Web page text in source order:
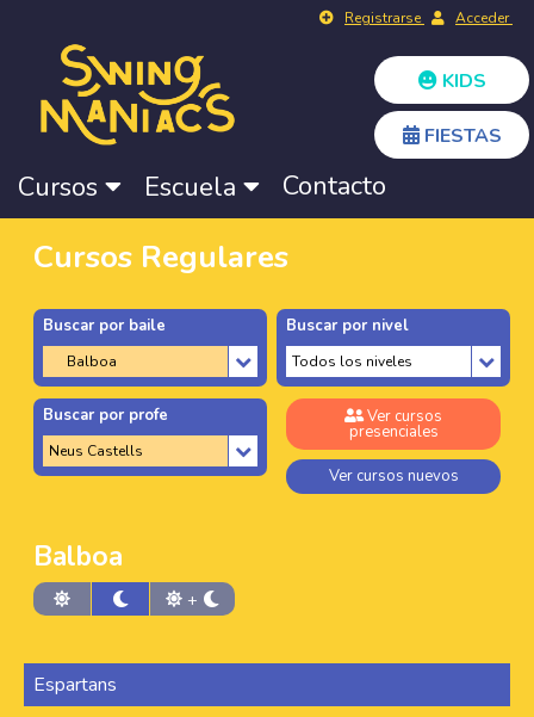
Registrarse Acceder
KIDS
FIESTAS
Cursos Escuela Contacto
Cursos Regulares
Buscar por baile Buscar por nivel
Buscar por profe Ver cursos
presenciales
Ver cursos nuevos
Balboa
+
Espartans